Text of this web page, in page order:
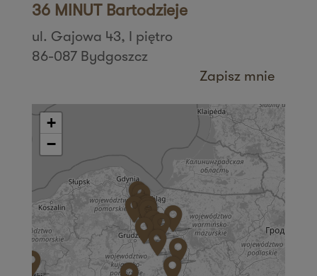
36 MINUT Bartodzieje
ul. Gajowa 43, I piętro
86-087 Bydgoszcz
Zapisz mnie
ul. Zbigniewa Religi 4/6
15-797 Białystok
Zapisz mnie
36 MINUT Bielany
ul. Aspekt 79
01-904 Warszawa
Zapisz mnie
36 MINUT Bochnia
+
−